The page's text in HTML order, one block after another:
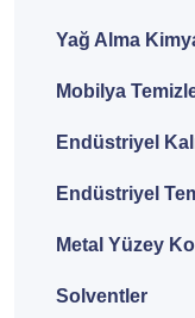
Yağ Alma
Mobilya
Endüstriyel
Endüstriyel
Metal Yüzey
Solventler